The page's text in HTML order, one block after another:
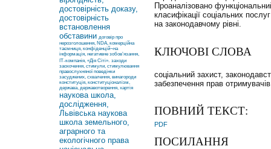
достовірність доказу,
достовірність
встановлення
обставини договір про
нерозголошення, NDA, комерційна
таємниця, конфіденцій¬на
інформація, негативне зобов’язання,
ІТ-компанія, «Дія Сіті». заходи
заохочення, стимули, стимулювання
правослухняної поведінки
засуджених, схвалення, винагороди
конституція, конституціоналізм,
держава, державотворення, хартія
наукова школа,
дослідження,
Львівська наукова
школа земельного,
аграрного та
екологічного права
Проаналізовано
класифікації соціальних
на законодавчому рівні.
КЛЮЧОВІ СЛОВА
соціальний захист,
забезпечення прав
ПОВНИЙ ТЕКСТ:
PDF
ПОСИЛАННЯ